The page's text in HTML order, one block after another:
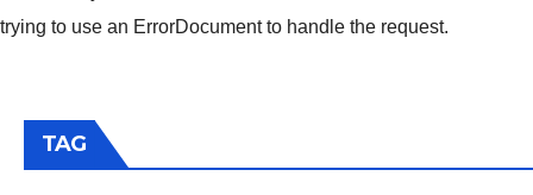
trying to use an ErrorDocument to handle the request.
TAG